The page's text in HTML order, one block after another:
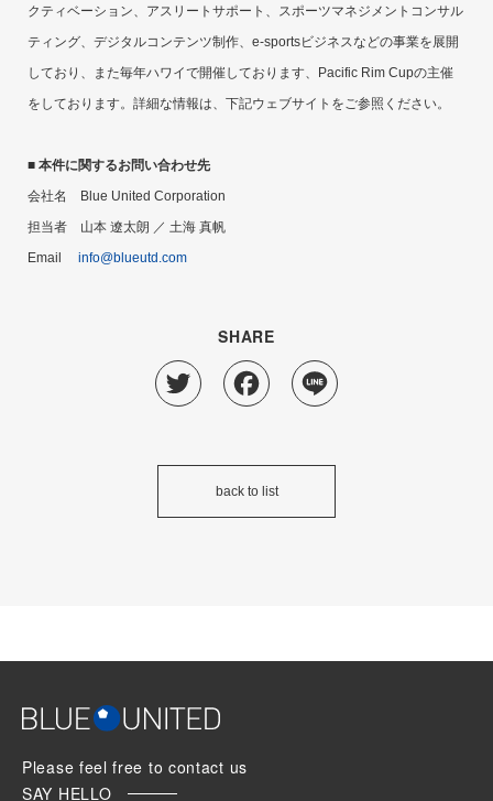
クティベーション、アスリートサポート、スポーツマネジメントコンサル
ティング、デジタルコンテンツ制作、e-sportsビジネスなどの事業を展開
しており、また毎年ハワイで開催しております、Pacific Rim Cupの主催
をしております。詳細な情報は、下記ウェブサイトをご参照ください。
■ 本件に関するお問い合わせ先
会社名 Blue United Corporation
担当者 山本 遼太朗 ／ 土海 真帆
Email info@blueutd.com
SHARE
Twitter Facebook
back to list
Please feel free to contact us
SAY HELLO